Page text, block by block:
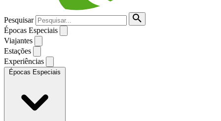
Pesquisar
Épocas Especiais
Viajantes
Estações
Experiências
Épocas Especiais